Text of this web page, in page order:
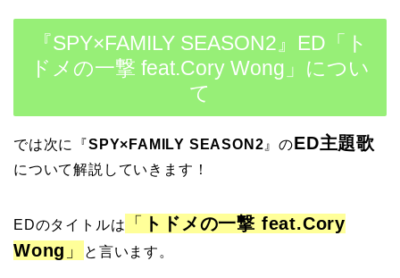
『SPY×FAMILY SEASON2』ED「ト
ドメの一撃 feat.Cory Wong」につい
て
では次に 『SPY×FAMILY SEASON2 』のED主題歌
について解説していきます！
EDのタイトルは 「
トドメの一撃 feat.Cory
Wong 」 と言います。